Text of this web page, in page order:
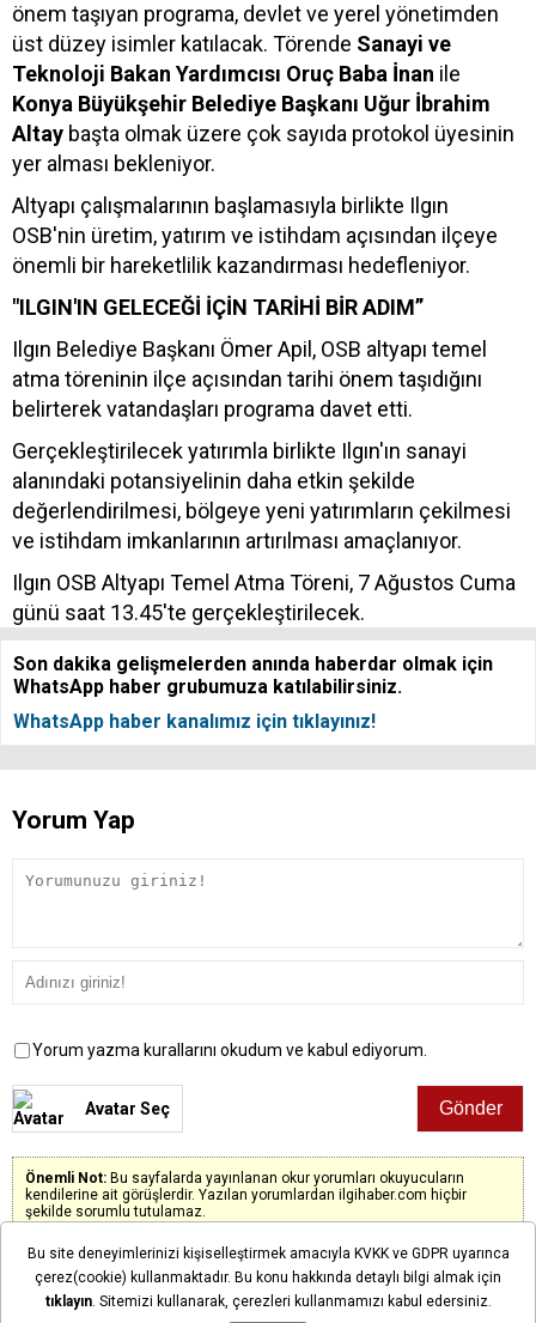
önem taşıyan programa, devlet ve yerel yönetimden
üst düzey isimler katılacak. Törende Sanayi ve
Teknoloji Bakan Yardımcısı Oruç Baba İnan ile
Konya Büyükşehir Belediye Başkanı Uğur İbrahim
Altay başta olmak üzere çok sayıda protokol üyesinin
yer alması bekleniyor.
Altyapı çalışmalarının başlamasıyla birlikte Ilgın
OSB'nin üretim, yatırım ve istihdam açısından ilçeye
önemli bir hareketlilik kazandırması hedefleniyor.
"ILGIN'IN GELECEĞİ İÇİN TARİHİ BİR ADIM”
Ilgın Belediye Başkanı Ömer Apil, OSB altyapı temel
atma töreninin ilçe açısından tarihi önem taşıdığını
belirterek vatandaşları programa davet etti.
Gerçekleştirilecek yatırımla birlikte Ilgın'ın sanayi
alanındaki potansiyelinin daha etkin şekilde
değerlendirilmesi, bölgeye yeni yatırımların çekilmesi
ve istihdam imkanlarının artırılması amaçlanıyor.
Ilgın OSB Altyapı Temel Atma Töreni, 7 Ağustos Cuma
günü saat 13.45'te gerçekleştirilecek.
Son dakika gelişmelerden anında haberdar olmak için
WhatsApp haber grubumuza katılabilirsiniz.
WhatsApp haber kanalımız için tıklayınız!
Yorum Yap
Yorum yazma kurallarını okudum ve kabul ediyorum.
Avatar Seç
Önemli Not: Bu sayfalarda yayınlanan okur yorumları okuyucuların
kendilerine ait görüşlerdir. Yazılan yorumlardan ilgihaber.com hiçbir
şekilde sorumlu tutulamaz.
Henüz yorum yapılmadı. İlk yorumu siz yapın!
Bu site deneyimlerinizi kişiselleştirmek amacıyla KVKK ve GDPR uyarınca
çerez(cookie) kullanmaktadır. Bu konu hakkında detaylı bilgi almak için
tıklayın. Sitemizi kullanarak, çerezleri kullanmamızı kabul edersiniz.